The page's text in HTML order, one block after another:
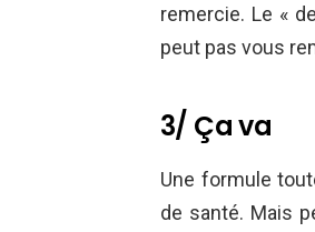
remercie. Le «
peut pas vous
3/ Ça va
Une formule
de santé. Mais